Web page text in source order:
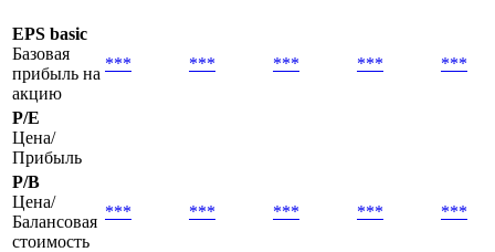
EPS basic
Базовая
прибыль на
акцию
*** *** *** *** ***
P/E
Цена/
Прибыль
P/B
Цена/
Балансовая
стоимость
*** *** *** *** ***